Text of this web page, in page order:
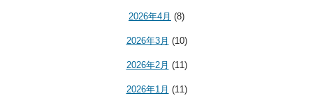
2026年4月 (8)
2026年3月 (10)
2026年2月 (11)
2026年1月 (11)